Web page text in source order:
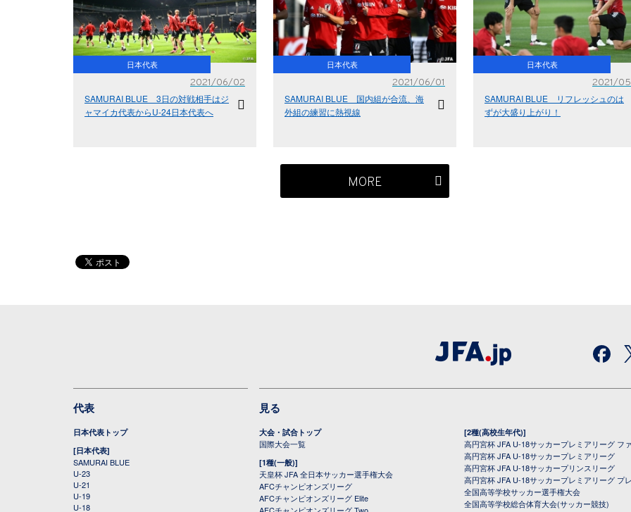
日本代表
2021/06/02
SAMURAI BLUE 3日の対戦相手はジ
ャマイカ代表からU-24日本代表へ
日本代表
2021/06/01
SAMURAI BLUE 国内組が合流、海
外組の練習に熱視線
日本代表
2021/
SAMURAI BLUE リフレッシュのは
ずが大盛り上がり！
MORE
代表
日本代表トップ
[日本代表]
SAMURAI BLUE
U-23
U-21
U-19
U-18
見る
大会・試合トップ
国際大会一覧
[1種(一般)]
天皇杯 JFA 全日本サッカー選手権大会
AFCチャンピオンズリーグ
AFCチャンピオンズリーグ Elite
[2種(高校生年代)]
高円宮杯 JFA U-18サッカープレミアリーグ フ
高円宮杯 JFA U-18サッカープレミアリーグ
高円宮杯 JFA U-18サッカープリンスリーグ
高円宮杯 JFA U-18サッカープレミアリーグ プ
全国高等学校サッカー選手権大会
全国高等学校総合体育大会(サッカー競技)